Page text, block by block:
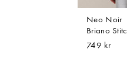
Neo Noir
Briano
749 kr